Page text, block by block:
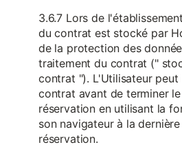
3.6.7 Lors de
du contrat est stocké par
de la protection des
traitement du contrat ("
contrat "). L'Utilisateur
contrat avant de terminer
réservation en utilisant la
son navigateur à la
réservation.